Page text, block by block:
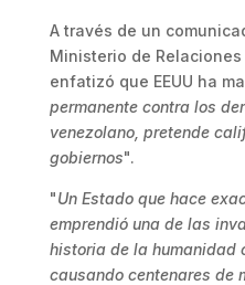
A través de un
Ministerio de
enfatizó que EEUU ha
permanente contra los
venezolano, pretende
gobiernos".
"Un Estado que hace
emprendió una de las
historia de la humanidad
causando centenares de